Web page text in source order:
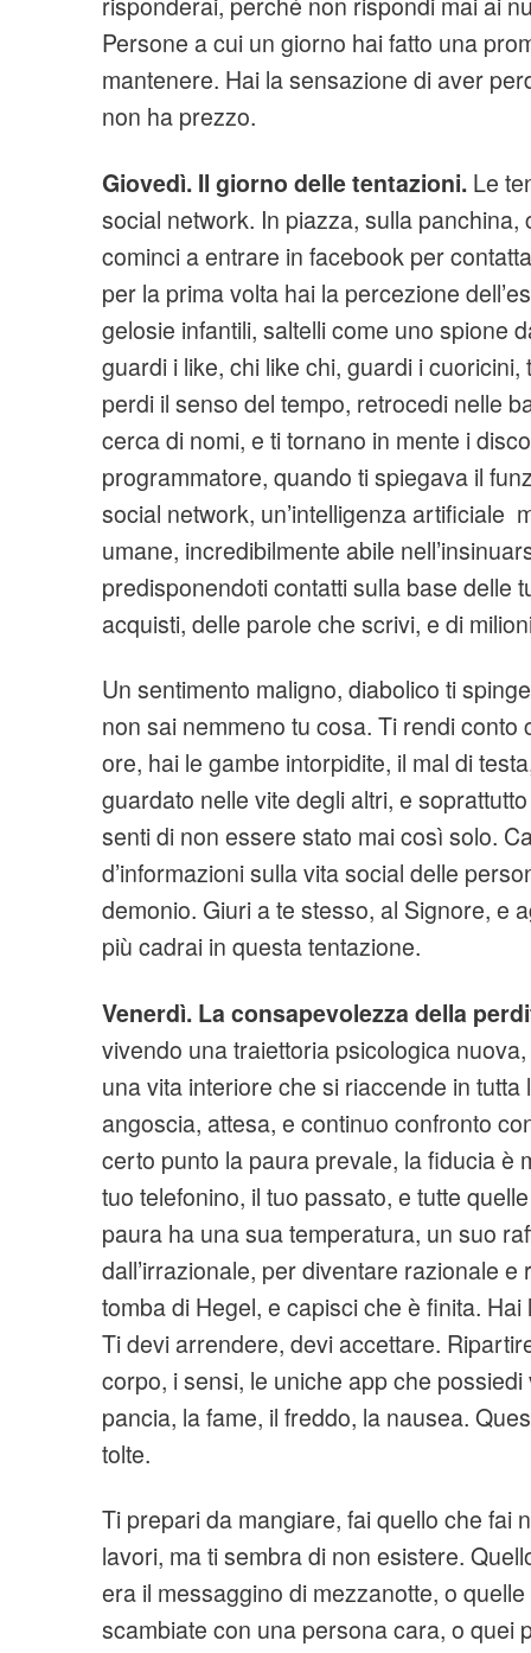
Persone a cui un giorno hai fatto una
mantenere. Hai la sensazione di aver
non ha prezzo.
Giovedì. Il giorno delle tentazioni. Le
social network. In piazza, sulla panchina,
cominci a entrare in facebook per
per la prima volta hai la percezione
gelosie infantili, saltelli come uno spione
guardi i like, chi like chi, guardi i
perdi il senso del tempo, retrocedi nelle
cerca di nomi, e ti tornano in mente i
programmatore, quando ti spiegava il
social network, un’intelligenza artificiale
umane, incredibilmente abile
predisponendoti contatti sulla base delle
acquisti, delle parole che scrivi, e di
Un sentimento maligno, diabolico ti
non sai nemmeno tu cosa. Ti rendi conto
ore, hai le gambe intorpidite, il mal di
guardato nelle vite degli altri, e
senti di non essere stato mai così solo.
d’informazioni sulla vita social delle
demonio. Giuri a te stesso, al Signore, e
più cadrai in questa tentazione.
Venerdì. La consapevolezza della
vivendo una traiettoria psicologica
una vita interiore che si riaccende in
angoscia, attesa, e continuo confronto
certo punto la paura prevale, la fiducia è
tuo telefonino, il tuo passato, e tutte
paura ha una sua temperatura, un suo
dall’irrazionale, per diventare razionale e
tomba di Hegel, e capisci che è finita.
Ti devi arrendere, devi accettare.
corpo, i sensi, le uniche app che
pancia, la fame, il freddo, la nausea.
tolte.
Ti prepari da mangiare, fai quello che fai
lavori, ma ti sembra di non esistere.
era il messaggino di mezzanotte, o
scambiate con una persona cara, o quei